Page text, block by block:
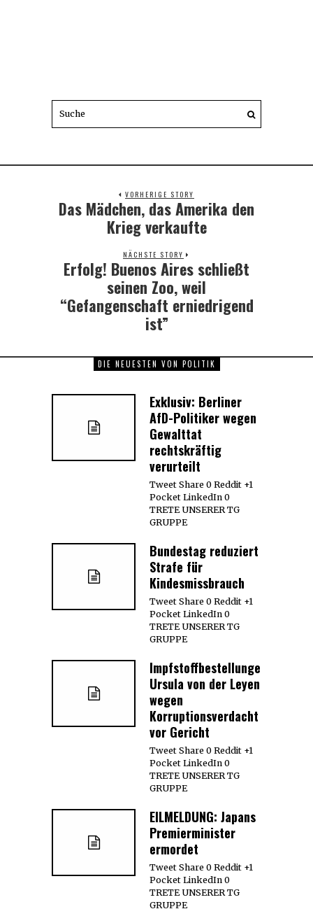
VORHERIGE STORY
Previous
post:
Das Mädchen, das Amerika den
Krieg verkaufte
NÄCHSTE STORY
Next
post:
Erfolg! Buenos Aires schließt
seinen Zoo, weil
“Gefangenschaft erniedrigend
ist”
DIE NEUESTEN VON POLITIK
Exklusiv: Berliner
AfD-Politiker wegen
Gewalttat
rechtskräftig
verurteilt
Tweet Share 0 Reddit +1
Pocket LinkedIn 0
TRETE UNSERER TG
GRUPPE
Bundestag reduziert
Strafe für
Kindesmissbrauch
Tweet Share 0 Reddit +1
Pocket LinkedIn 0
TRETE UNSERER TG
GRUPPE
Impfstoffbestellungen:
Ursula von der Leyen
wegen
Korruptionsverdacht
vor Gericht
Tweet Share 0 Reddit +1
Pocket LinkedIn 0
TRETE UNSERER TG
GRUPPE
EILMELDUNG: Japans
Premierminister
ermordet
Tweet Share 0 Reddit +1
Pocket LinkedIn 0
TRETE UNSERER TG
GRUPPE